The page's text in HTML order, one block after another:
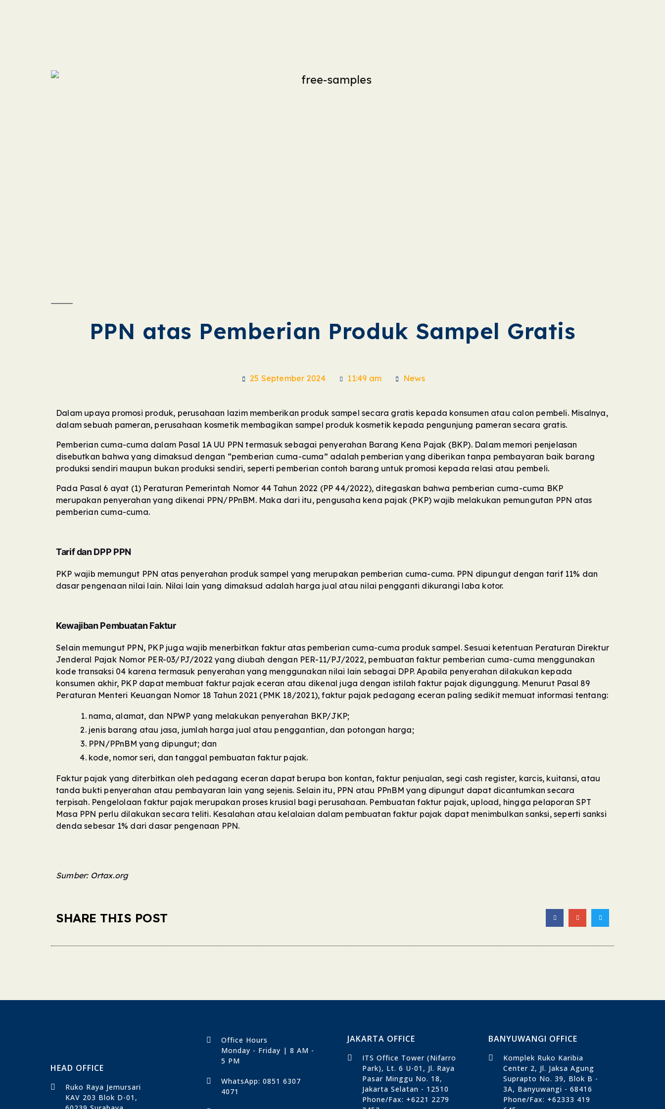
PPN atas Pemberian Produk Sampel Gratis
25 September 2024 11:49 am News
Dalam upaya promosi produk, perusahaan lazim memberikan produk sampel secara gratis kepada konsumen atau calon pembeli. Misalnya,
dalam sebuah pameran, perusahaan kosmetik membagikan sampel produk kosmetik kepada pengunjung pameran secara gratis.
Pemberian cuma-cuma dalam Pasal 1A UU PPN termasuk sebagai penyerahan Barang Kena Pajak (BKP). Dalam memori penjelasan
disebutkan bahwa yang dimaksud dengan “pemberian cuma-cuma” adalah pemberian yang diberikan tanpa pembayaran baik barang
produksi sendiri maupun bukan produksi sendiri, seperti pemberian contoh barang untuk promosi kepada relasi atau pembeli.
Pada Pasal 6 ayat (1) Peraturan Pemerintah Nomor 44 Tahun 2022 (PP 44/2022), ditegaskan bahwa pemberian cuma-cuma BKP
merupakan penyerahan yang dikenai PPN/PPnBM. Maka dari itu, pengusaha kena pajak (PKP) wajib melakukan pemungutan PPN atas
pemberian cuma-cuma.
Tarif dan DPP PPN
PKP wajib memungut PPN atas penyerahan produk sampel yang merupakan pemberian cuma-cuma. PPN dipungut dengan tarif 11% dan
dasar pengenaan nilai lain. Nilai lain yang dimaksud adalah harga jual atau nilai pengganti dikurangi laba kotor.
Kewajiban Pembuatan Faktur
Selain memungut PPN, PKP juga wajib menerbitkan faktur atas pemberian cuma-cuma produk sampel. Sesuai ketentuan Peraturan Direktur
Jenderal Pajak Nomor PER-03/PJ/2022 yang diubah dengan PER-11/PJ/2022, pembuatan faktur pemberian cuma-cuma menggunakan
kode transaksi 04 karena termasuk penyerahan yang menggunakan nilai lain sebagai DPP. Apabila penyerahan dilakukan kepada
konsumen akhir, PKP dapat membuat faktur pajak eceran atau dikenal juga dengan istilah faktur pajak digunggung. Menurut Pasal 89
Peraturan Menteri Keuangan Nomor 18 Tahun 2021 (PMK 18/2021), faktur pajak pedagang eceran paling sedikit memuat informasi tentang:
nama, alamat, dan NPWP yang melakukan penyerahan BKP/JKP;
jenis barang atau jasa, jumlah harga jual atau penggantian, dan potongan harga;
PPN/PPnBM yang dipungut; dan
kode, nomor seri, dan tanggal pembuatan faktur pajak.
Faktur pajak yang diterbitkan oleh pedagang eceran dapat berupa bon kontan, faktur penjualan, segi cash register, karcis, kuitansi, atau
tanda bukti penyerahan atau pembayaran lain yang sejenis. Selain itu, PPN atau PPnBM yang dipungut dapat dicantumkan secara
terpisah. Pengelolaan faktur pajak merupakan proses krusial bagi perusahaan. Pembuatan faktur pajak, upload, hingga pelaporan SPT
Masa PPN perlu dilakukan secara teliti. Kesalahan atau kelalaian dalam pembuatan faktur pajak dapat menimbulkan sanksi, seperti sanksi
denda sebesar 1% dari dasar pengenaan PPN.
Sumber: Ortax.org
SHARE THIS POST
HEAD OFFICE
Ruko Raya Jemursari
KAV 203 Blok D-01,
Office Hours
Monday - Friday | 8 AM -
5 PM
WhatsApp: 0851 6307
4071
JAKARTA OFFICE
ITS Office Tower (Nifarro
Park), Lt. 6 U-01, Jl. Raya
Pasar Minggu No. 18,
Jakarta Selatan - 12510
Phone/Fax: +6221 2279
BANYUWANGI OFFICE
Komplek Ruko Karibia
Center 2, Jl. Jaksa Agung
Suprapto No. 39, Blok B -
3A, Banyuwangi - 68416
Phone/Fax: +62333 419